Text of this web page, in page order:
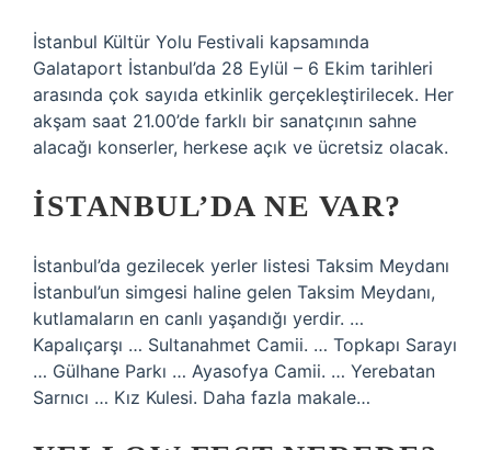
İstanbul Kültür Yolu Festivali kapsamında
Galataport İstanbul’da 28 Eylül – 6 Ekim tarihleri ​​
arasında çok sayıda etkinlik gerçekleştirilecek. Her
akşam saat 21.00’de farklı bir sanatçının sahne
alacağı konserler, herkese açık ve ücretsiz olacak.
İSTANBUL’DA NE VAR?
İstanbul’da gezilecek yerler listesi Taksim Meydanı
İstanbul’un simgesi haline gelen Taksim Meydanı,
kutlamaların en canlı yaşandığı yerdir. …
Kapalıçarşı … Sultanahmet Camii. … Topkapı Sarayı
… Gülhane Parkı … Ayasofya Camii. … Yerebatan
Sarnıcı … Kız Kulesi. Daha fazla makale…